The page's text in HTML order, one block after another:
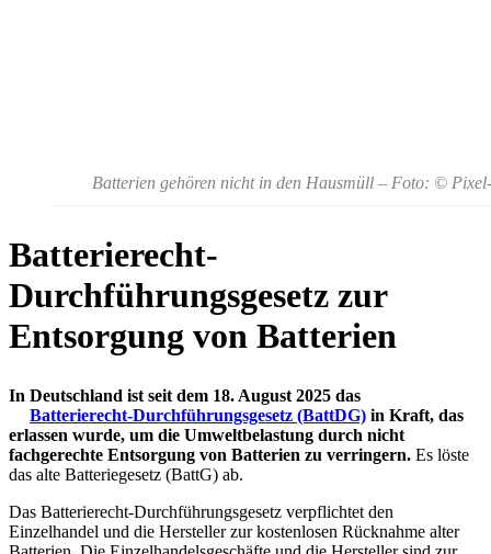
Batterien gehören nicht in den Hausmüll – Foto: © Pixel-
Batterierecht-
Durchführungsgesetz zur
Entsorgung von Batterien
In Deutschland ist seit dem 18. August 2025 das
Batterierecht-Durchführungsgesetz (BattDG) in Kraft, das
erlassen wurde, um die Umweltbelastung durch nicht
fachgerechte Entsorgung von Batterien zu verringern. Es löste
das alte Batteriegesetz (BattG) ab.
Das Batterierecht-Durchführungsgesetz verpflichtet den
Einzelhandel und die Hersteller zur kostenlosen Rücknahme alter